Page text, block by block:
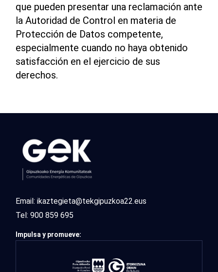
que pueden presentar una reclamación ante
la Autoridad de Control en materia de
Protección de Datos competente,
especialmente cuando no haya obtenido
satisfacción en el ejercicio de sus
derechos.
Email: ikaztegieta@tekgipuzkoa22.eus
Tel: 900 859 695
Impulsa y promueve: